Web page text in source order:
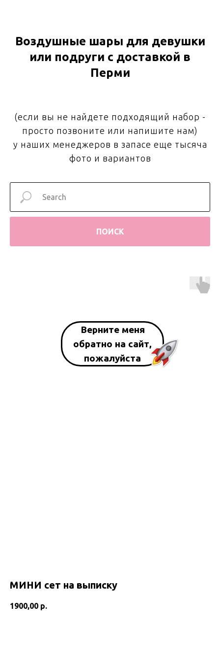
Воздушные шары для девушки
или подруги с доставкой в
Перми
(если вы не найдете подходящий набор -
просто позвоните или напишите нам)
у наших менеджеров в запасе еще тысяча
фото и вариантов
ПОИСК
Верните меня
обратно на сайт,
пожалуйста
МИНИ сет на выписку
1900,00 р.